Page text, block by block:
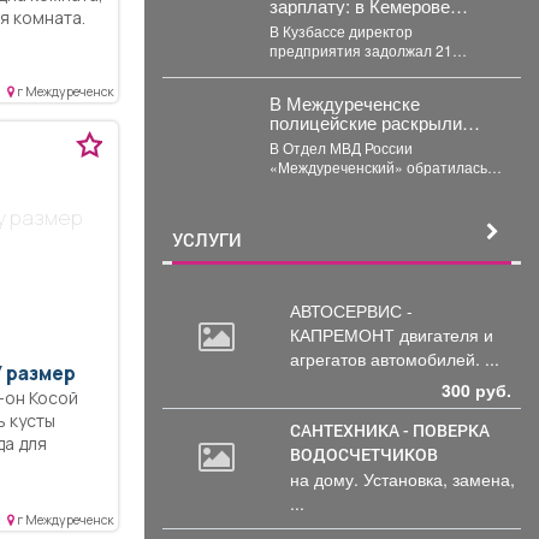
комната.
На
г Междуреченск
размер
он Косой
кусты
для
г Междуреченск
зарплату: в Кемерове
судят директора
В Кузбассе директор
предприятия задолжал 21
В Междуреченске
полицейские раскрыли
кражу велосипеда
В Отдел МВД России
«Междуреченский» обратилась
УСЛУГИ
АВТОСЕРВИС -
КАПРЕМОНТ двигателя и
агрегатов автомобилей. ...
300 руб.
САНТЕХНИКА - ПОВЕРКА
ВОДОСЧЕТЧИКОВ
на дому. Установка, замена,
...